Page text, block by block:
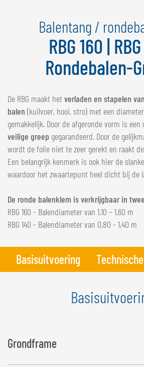
ZWITSERLAND
DEUTSCH
FRANÇAIS
Balentang /
RBG 160 |
Rondebalen-
De RBG maakt het verladen en stapelen
balen (kuilvoer, hooi, stro) met een diameter
gemakkelijk. Door de afgeronde vorm is
veilige greep gegarandeerd. Door de
wordt de folie niet te zeer gerekt en raakt
Een belangrijk kenmerk is ook hier de
waardoor het zwaartepunt heel dicht bij de
De ronde balenklem is verkrijgbaar in
RBG 160 - Balendiameter van 1,10 – 1,60 m
RBG 140 - Balendiameter van 0,80 - 1,40 m
Basisuitvoering
Grondframe